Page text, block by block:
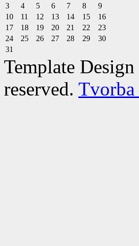
3
4 5 6 7 8
9
10
11 12 13 14 15
16
17
18 19 20 21 22
23
24
25 26 27 28 29
30
31
Template
reserved. Tvorba